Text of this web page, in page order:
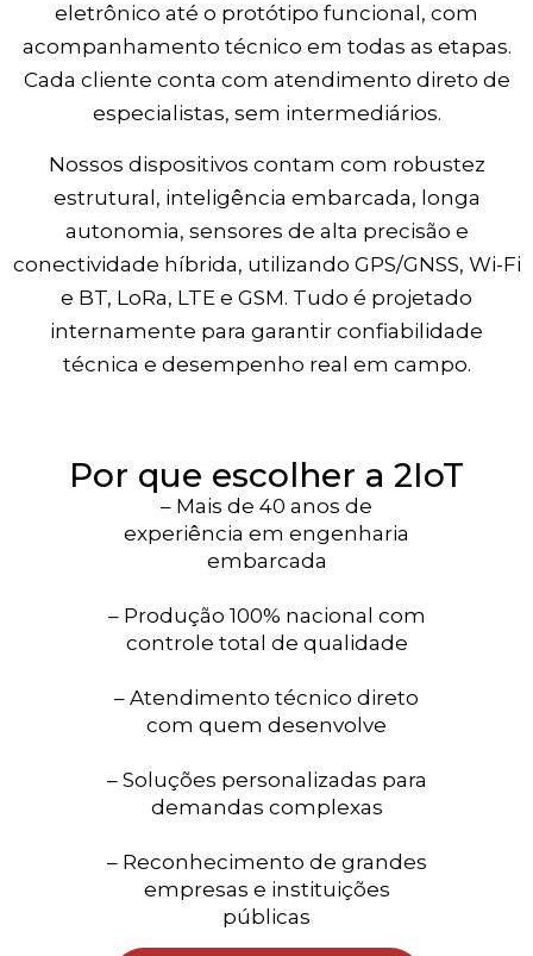
eletrônico até o protótipo funcional, com
acompanhamento técnico em todas as etapas.
Cada cliente conta com atendimento direto de
especialistas, sem intermediários.
Nossos dispositivos contam com robustez
estrutural, inteligência embarcada, longa
autonomia, sensores de alta precisão e
conectividade híbrida, utilizando GPS/GNSS, Wi-Fi
e BT, LoRa, LTE e GSM. Tudo é projetado
internamente para garantir confiabilidade
técnica e desempenho real em campo.
Por que escolher a 2IoT
– Mais de 40 anos de
experiência em engenharia
embarcada
– Produção 100% nacional com
controle total de qualidade
– Atendimento técnico direto
com quem desenvolve
– Soluções personalizadas para
demandas complexas
– Reconhecimento de grandes
empresas e instituições
públicas